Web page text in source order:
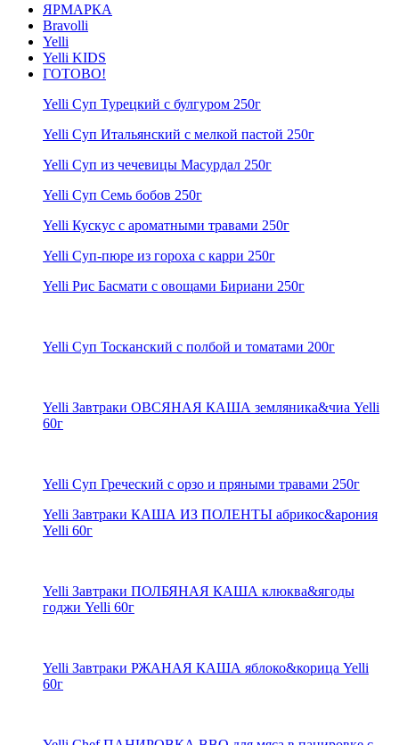
ЯРМАРКА
Bravolli
Yelli
Yelli KIDS
ГОТОВО!
Yelli Суп Турецкий с булгуром 250г
Yelli Суп Итальянский с мелкой пастой 250г
Yelli Суп из чечевицы Масурдал 250г
Yelli Суп Семь бобов 250г
Yelli Кускус с ароматными травами 250г
Yelli Суп-пюре из гороха с карри 250г
Yelli Рис Басмати с овощами Бириани 250г
Yelli Суп Тосканский с полбой и томатами 200г
Yelli Завтраки ОВСЯНАЯ КАША земляника&чиа Yelli
60г
Yelli Суп Греческий с орзо и пряными травами 250г
Yelli Завтраки КАША ИЗ ПОЛЕНТЫ абрикос&арония
Yelli 60г
Yelli Завтраки ПОЛБЯНАЯ КАША клюква&ягоды
годжи Yelli 60г
Yelli Завтраки РЖАНАЯ КАША яблоко&корица Yelli
60г